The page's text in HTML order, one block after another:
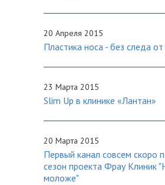
20 Апреля 2015
Пластика носа - без следа
23 Марта 2015
Slim Up в клинике «Лантан»
20 Марта 2015
Первый канал совсем скоро
сезон проекта Фрау Клиник
моложе"